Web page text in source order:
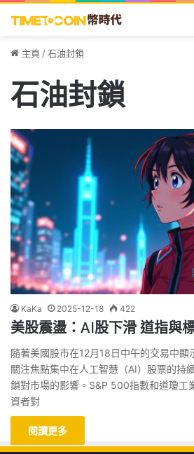
主頁 /石油封鎖
石油封鎖
KaKa 2025-12-18 422
美股震盪：AI股下滑 道指與
隨著美國股市在12月18日中午的交易中顯
關注焦點集中在人工智慧（AI）股票的持
鎖對市場的影響。S&P 500指數和道瓊工
資者對
閱讀更多